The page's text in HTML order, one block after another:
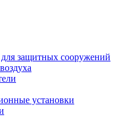
защитных сооружений
установки